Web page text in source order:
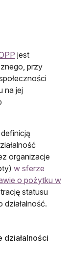
jest
przy
na jej
organizacje
w sferze
o pożytku w
statusu
działalność.
działalności